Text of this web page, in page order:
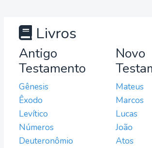
Livros
Antigo
Testamento
Gênesis
Êxodo
Levítico
Números
Deuteronômio
Novo
Mateus
Marcos
Lucas
João
Atos